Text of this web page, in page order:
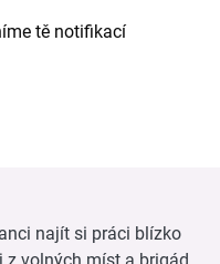
tě notifikací
najít si práci blízko
z volných míst a brigád